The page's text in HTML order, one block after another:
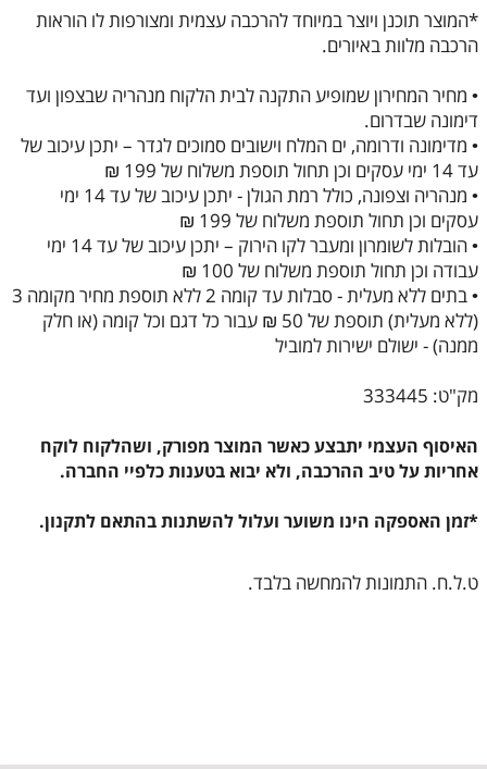
*המוצר תוכנן ויוצר במיוחד להרכבה עצמית ומצורפות לו הוראות
הרכבה מלוות באיורים.
• מחיר המחירון שמופיע התקנה לבית הלקוח מנהריה שבצפון ועד
דימונה שבדרום.
• מדימונה ודרומה, ים המלח וישובים סמוכים לגדר – יתכן עיכוב של
עד 14 ימי עסקים וכן תחול תוספת משלוח של 199 ₪
• מנהריה וצפונה, כולל רמת הגולן - יתכן עיכוב של עד 14 ימי
עסקים וכן תחול תוספת משלוח של 199 ₪
• הובלות לשומרון ומעבר לקו הירוק – יתכן עיכוב של עד 14 ימי
עבודה וכן תחול תוספת משלוח של 100 ₪
• בתים ללא מעלית - סבלות עד קומה 2 ללא תוספת מחיר מקומה 3
(ללא מעלית) תוספת של 50 ₪ עבור כל דגם וכל קומה (או חלק
ממנה) - ישולם ישירות למוביל
מק"ט: 333445
האיסוף העצמי יתבצע כאשר המוצר מפורק, ושהלקוח לוקח
אחריות על טיב ההרכבה, ולא יבוא בטענות כלפיי החברה.
*זמן האספקה הינו משוער ועלול להשתנות בהתאם לתקנון.
ט.ל.ח. התמונות להמחשה בלבד.